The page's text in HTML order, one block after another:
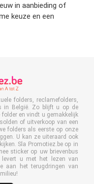
in aanbieding of
keuze en een
folders, reclamefolders,
in België. Zo blijft u op de
en vindt u gemakkelijk
of uitverkoop van een
folders als eerste op onze
U kan ze uiteraard ook
Sla Promotiez.be op in
sticker op uw brievenbus
levert u met het lezen van
aan het terugdringen van